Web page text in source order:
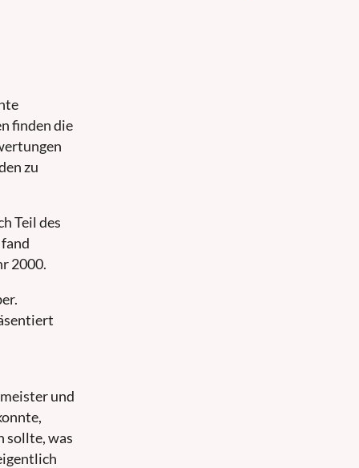
finden die
zu
Teil des
2000.
und
sollte, was